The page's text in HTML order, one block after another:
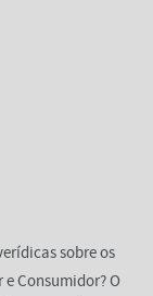
sobre os
Consumidor? O